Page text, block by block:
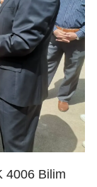
4006 Bilim